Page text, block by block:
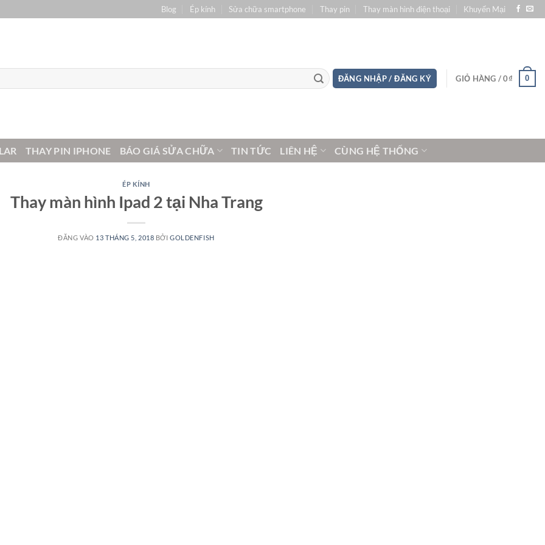
Blog Ép kính Sửa chữa smartphone Thay pin Thay màn hình điện thoại Khuyến Mại
ĐĂNG NHẬP / ĐĂNG KÝ GIỎ HÀNG /0₫ 0
THAY PIN IPHONE BÁO GIÁ SỬA CHỮA TIN TỨC LIÊN HỆ CÙNG HỆ THỐNG
ÉP KÍNH
Thay màn hình Ipad 2 tại Nha Trang
ĐĂNG VÀO 13 THÁNG 5, 2018 BỞIGOLDENFISH